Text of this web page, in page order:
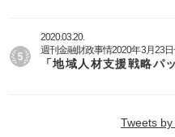
2020.03.20.
週刊金融財政事情2020年3月23日
「地域人材支援戦略パ
Tweets